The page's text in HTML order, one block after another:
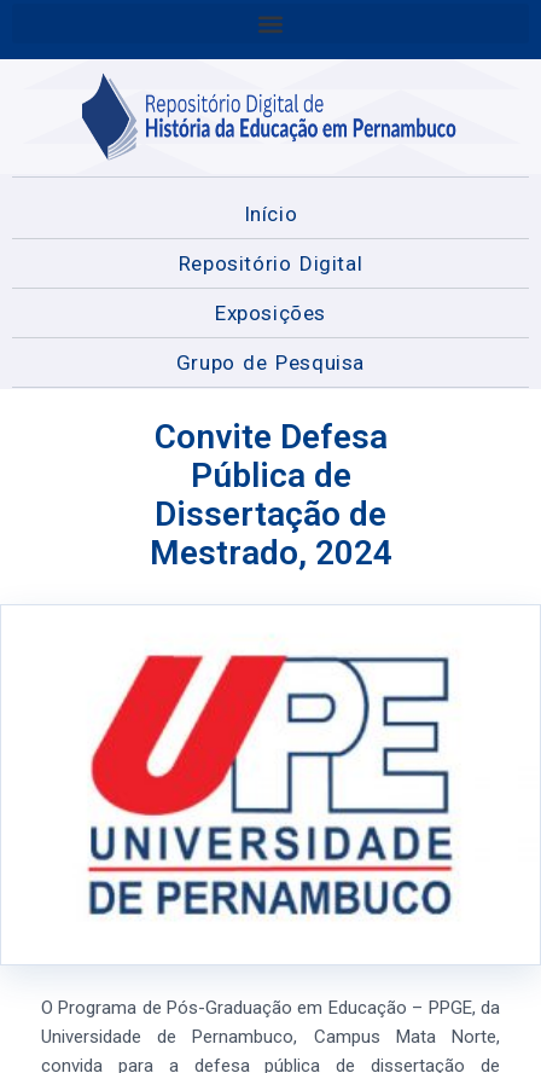
Início
Repositório Digital
Exposições
Grupo de Pesquisa
Convite Defesa
Pública de
Dissertação de
Mestrado, 2024
O Programa de Pós-Graduação em Educação – PPGE, da
Universidade de Pernambuco, Campus Mata Norte,
convida para a defesa pública de dissertação de